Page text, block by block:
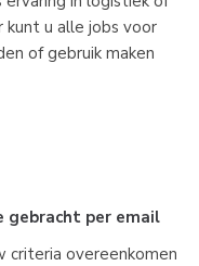
u alle jobs voor
of gebruik maken
per email
overeenkomen